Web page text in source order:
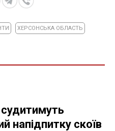
ХЕРСОНСЬКА ОБЛАСТЬ
напідпитку скоїв